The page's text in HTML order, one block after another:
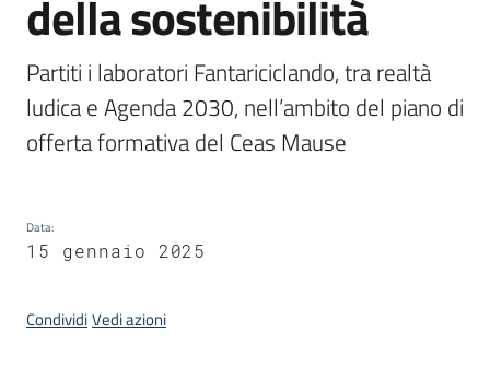
Atti
Piani
Programmi
Progetti
Seguici
della sostenibilità
Partiti i laboratori Fantariciclando, tra realtà
ludica e Agenda 2030, nell’ambito del piano di
offerta formativa del Ceas Mause
Data:
15 gennaio 2025
CondividiVedi azioni